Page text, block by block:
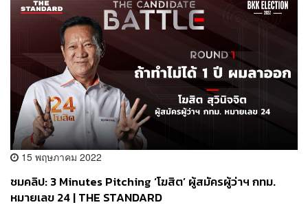
15 พฤษภาคม 2022
ชมคลิป: 3 Minutes Pitching ‘โฆสิต’ ผู้สมัครผู้ว่าฯ กทม.
หมายเลข 24 | THE STANDARD